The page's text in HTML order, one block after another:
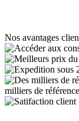
Nos avantages
milliers de